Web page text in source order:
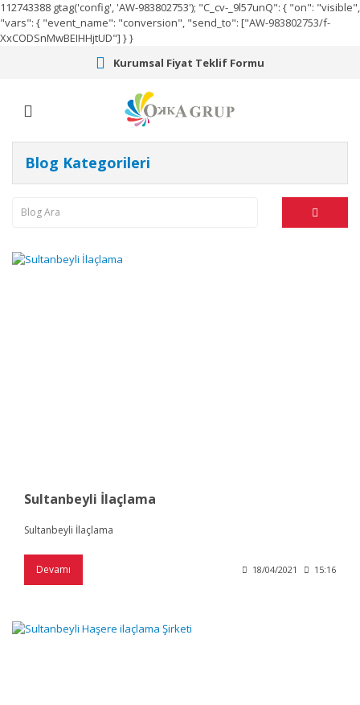
112743388 gtag('config', 'AW-983802753'); "C_cv-_9l57unQ": { "on": "visible",
"vars": { "event_name": "conversion", "send_to": ["AW-983802753/f-
XxCODSnMwBEIHHjtUD"] } }
Kurumsal Fiyat Teklif Formu
Blog Kategorileri
Sultanbeyli İlaçlama
Sultanbeyli İlaçlama
Devamı 18/04/2021 15:16